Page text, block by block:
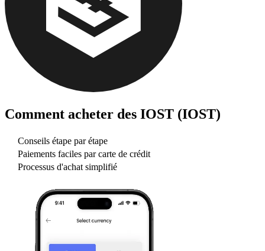
Comment acheter des IOST (IOST)
Conseils étape par étape
Paiements faciles par carte de crédit
Processus d'achat simplifié